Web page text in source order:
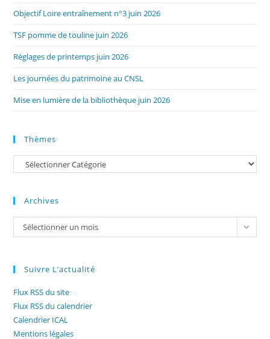
Objectif Loire entraînement n°3 juin 2026
TSF pomme de touline juin 2026
Réglages de printemps juin 2026
Les journées du patrimoine au CNSL
Mise en lumière de la bibliothèque juin 2026
Thèmes
Catégories
Archives
Archives
Sélectionner un mois
Suivre L’actualité
Flux RSS du site
Flux RSS du calendrier
Calendrier ICAL
Mentions légales